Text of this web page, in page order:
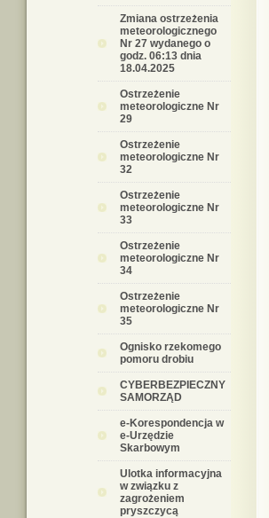
Zmiana ostrzeżenia
meteorologicznego
Nr 27 wydanego o
godz. 06:13 dnia
18.04.2025
Ostrzeżenie
meteorologiczne Nr
29
Ostrzeżenie
meteorologiczne Nr
32
Ostrzeżenie
meteorologiczne Nr
33
Ostrzeżenie
meteorologiczne Nr
34
Ostrzeżenie
meteorologiczne Nr
35
Ognisko rzekomego
pomoru drobiu
CYBERBEZPIECZNY
SAMORZĄD
e-Korespondencja w
e-Urzędzie
Skarbowym
Ulotka informacyjna
w związku z
zagrożeniem
pryszczycą